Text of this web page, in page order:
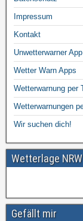
Impressum
Kontakt
Unwetterwarner App
Wetter Warn Apps
Wetterwarnung per
Wetterwarnungen
Wir suchen dich!
Wetterlage NRW
Gefällt mir